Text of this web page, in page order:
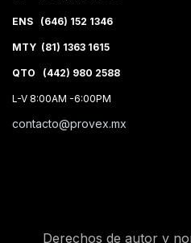
ENS (646) 152 1346
MTY (81) 1363 1615
QTO (442) 980 2588
L-V 8:00AM -6:00PM
contacto@provex.mx
Derechos de autor y